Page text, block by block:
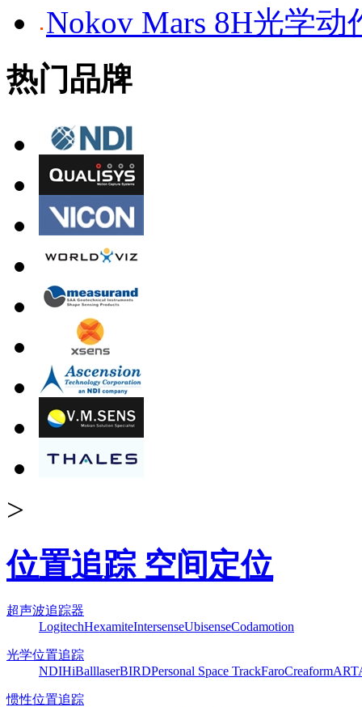
Nokov Mars 8H光学动
热门品牌
>
位置追踪 空间定位
超声波追踪器
LogitechHexamiteIntersenseUbisenseCodamotion
光学位置追踪
NDIHiBalllaserBIRDPersonal Space TrackFaroCreaformART
惯性位置追踪